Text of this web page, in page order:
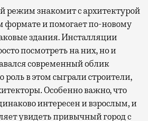
режим знакомит с архитектурой
формате и помогает по-новому
здания. Инсталляции
посмотреть на них, но и
современный облик
в этом сыграли строители,
Особенно важно, что
интересен и взрослым, и
увидеть привычный город с